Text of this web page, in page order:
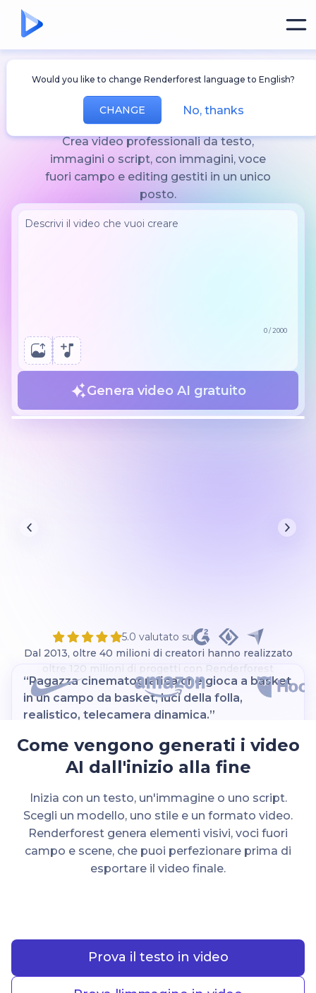
Would you like to change Renderforest language to English?
CHANGE No, thanks
Generatore video
AI
Crea video professionali da testo,
immagini o script, con immagini, voce
fuori campo e editing gestiti in un unico
posto.
0/2000
Genera video AI gratuito
“Un surfista cammina scalzo verso l'oceano,
tavola da surf sotto il braccio, palme che
incorniciano l'inquadratura. Toni caldi, energia
Renderforest
5.0 valutato su
Dal 2013, oltre 40 milioni di creatori hanno realizzato
oltre 120 milioni di progetti con Renderforest
Come vengono generati i video
AI dall'inizio alla fine
Inizia con un testo, un'immagine o uno script.
Scegli un modello, uno stile e un formato video.
Renderforest genera elementi visivi, voci fuori
campo e scene, che puoi perfezionare prima di
esportare il video finale.
Prova il testo in video